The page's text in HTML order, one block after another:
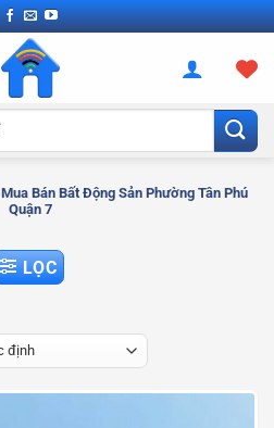
Mua Bán Bất Động Sản Phường Tân Phú
Quận 7
LỌC